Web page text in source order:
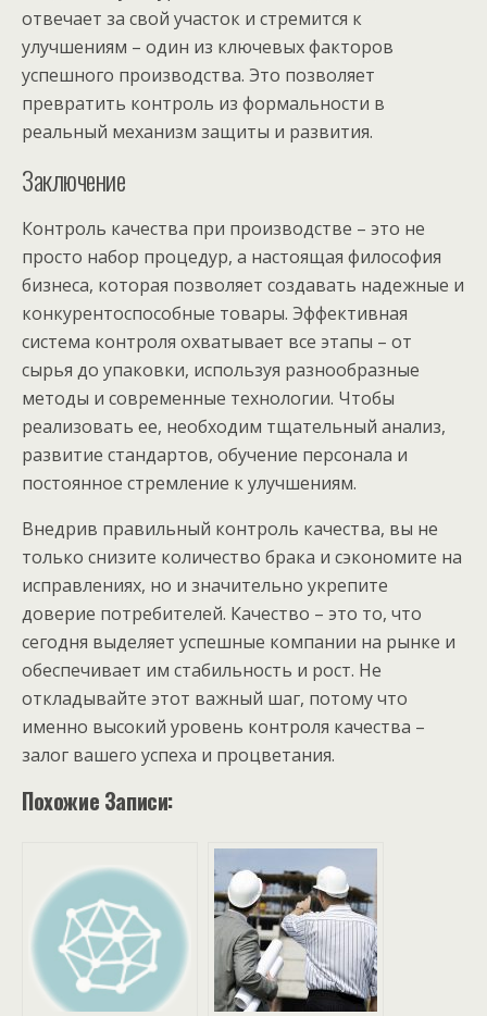
отвечает за свой участок и стремится к
улучшениям – один из ключевых факторов
успешного производства. Это позволяет
превратить контроль из формальности в
реальный механизм защиты и развития.
Заключение
Контроль качества при производстве – это не
просто набор процедур, а настоящая философия
бизнеса, которая позволяет создавать надежные и
конкурентоспособные товары. Эффективная
система контроля охватывает все этапы – от
сырья до упаковки, используя разнообразные
методы и современные технологии. Чтобы
реализовать ее, необходим тщательный анализ,
развитие стандартов, обучение персонала и
постоянное стремление к улучшениям.
Внедрив правильный контроль качества, вы не
только снизите количество брака и сэкономите на
исправлениях, но и значительно укрепите
доверие потребителей. Качество – это то, что
сегодня выделяет успешные компании на рынке и
обеспечивает им стабильность и рост. Не
откладывайте этот важный шаг, потому что
именно высокий уровень контроля качества –
залог вашего успеха и процветания.
Похожие Записи: